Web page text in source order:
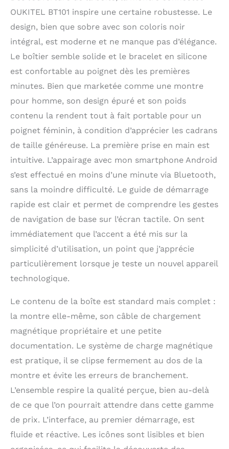
OUKITEL BT101 inspire une certaine robustesse. Le
design, bien que sobre avec son coloris noir
intégral, est moderne et ne manque pas d’élégance.
Le boîtier semble solide et le bracelet en silicone
est confortable au poignet dès les premières
minutes. Bien que marketée comme une montre
pour homme, son design épuré et son poids
contenu la rendent tout à fait portable pour un
poignet féminin, à condition d’apprécier les cadrans
de taille généreuse. La première prise en main est
intuitive. L’appairage avec mon smartphone Android
s’est effectué en moins d’une minute via Bluetooth,
sans la moindre difficulté. Le guide de démarrage
rapide est clair et permet de comprendre les gestes
de navigation de base sur l’écran tactile. On sent
immédiatement que l’accent a été mis sur la
simplicité d’utilisation, un point que j’apprécie
particulièrement lorsque je teste un nouvel appareil
technologique.
Le contenu de la boîte est standard mais complet :
la montre elle-même, son câble de chargement
magnétique propriétaire et une petite
documentation. Le système de charge magnétique
est pratique, il se clipse fermement au dos de la
montre et évite les erreurs de branchement.
L’ensemble respire la qualité perçue, bien au-delà
de ce que l’on pourrait attendre dans cette gamme
de prix. L’interface, au premier démarrage, est
fluide et réactive. Les icônes sont lisibles et bien